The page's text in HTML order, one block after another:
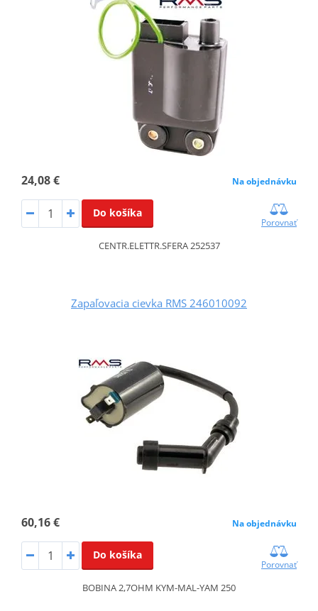
24,08 € Na objednávku
Do košíka
Porovnať
CENTR.ELETTR.SFERA 252537
Zapaľovacia cievka RMS 246010092
60,16 € Na objednávku
Do košíka
Porovnať
BOBINA 2,7OHM KYM-MAL-YAM 250